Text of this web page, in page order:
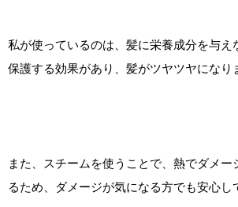
私が使っているのは、髪に栄養成分を与え
保護する効果があり、髪がツヤツヤになり
また、スチームを使うことで、熱でダメ
るため、ダメージが気になる方でも安心し